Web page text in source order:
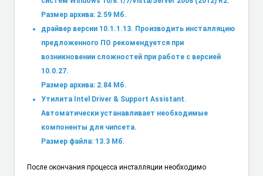
Размер архива: 2.59 Мб.
драйвер версии 10.1.1.13. Производить инсталляцию
предложенного ПО рекомендуется при
возникновении сложностей при работе с версией
10.0.27.
Размер архива: 2.84 Мб.
Утилита Intel Driver & Support Assistant.
Автоматически устанавливает необходимые
компоненты для чипсета.
Размер файла: 13.3 Мб.
После окончания процесса инсталляции необходимо